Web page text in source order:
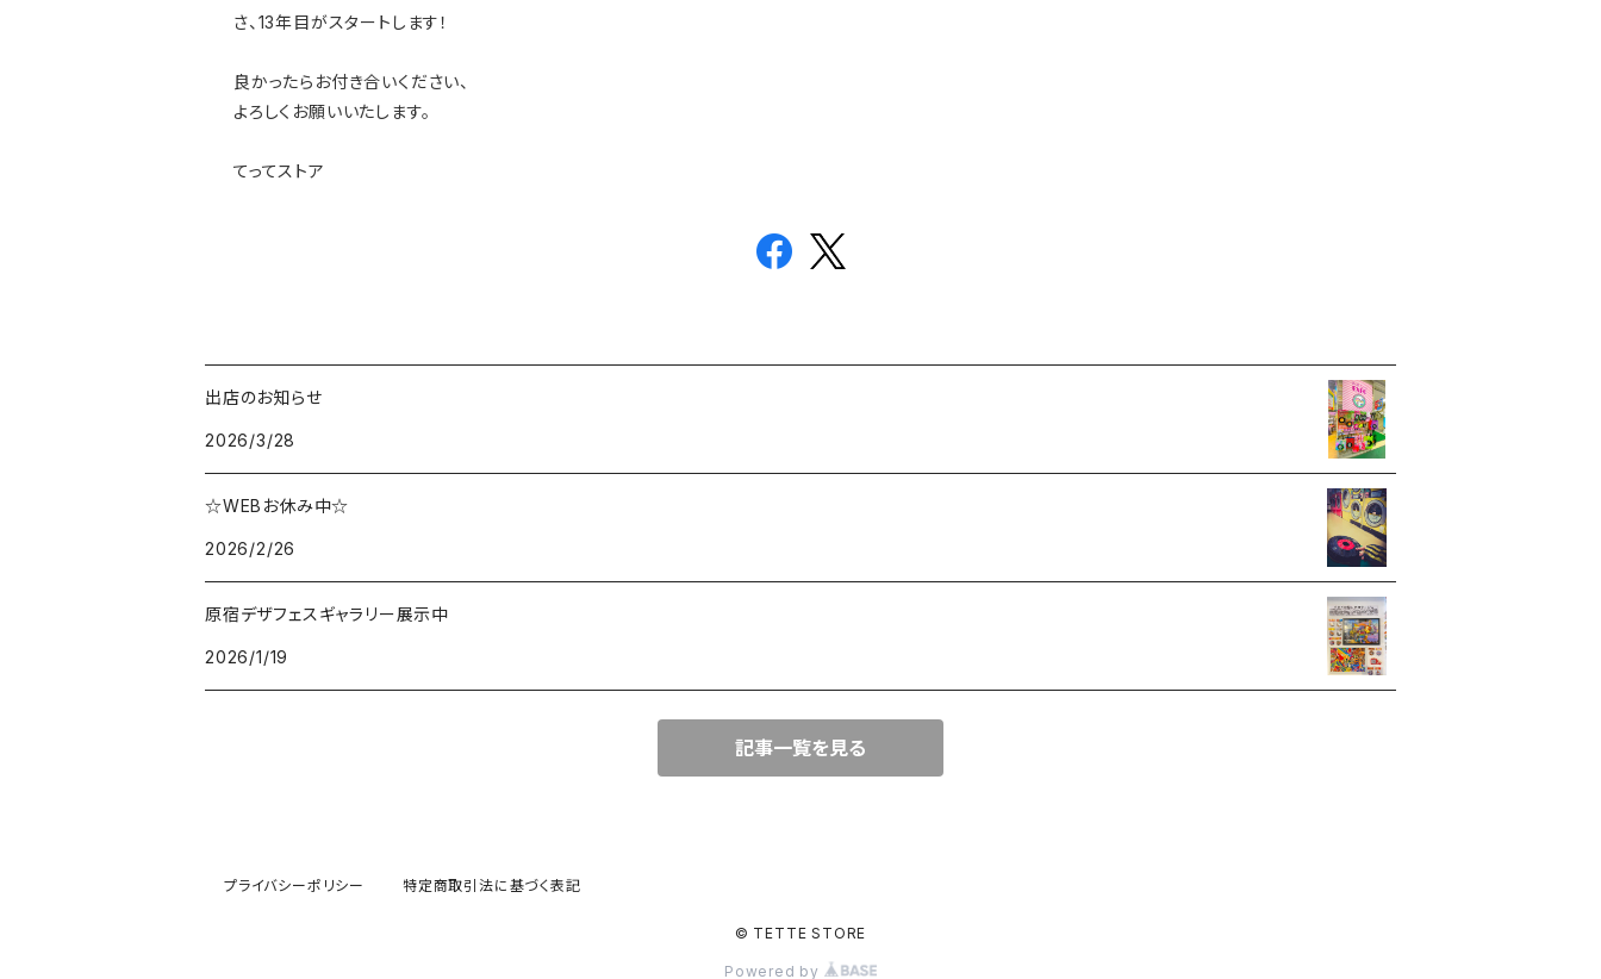
さ、13年目がスタートします！
良かったらお付き合いください、
よろしくお願いいたします。
てってストア
出店のお知らせ
2026/3/28
☆WEBお休み中☆
2026/2/26
原宿デザフェスギャラリー展示中
2026/1/19
記事一覧を見る
プライバシーポリシー 特定商取引法に基づく表記
© TETTE STORE
Powered by